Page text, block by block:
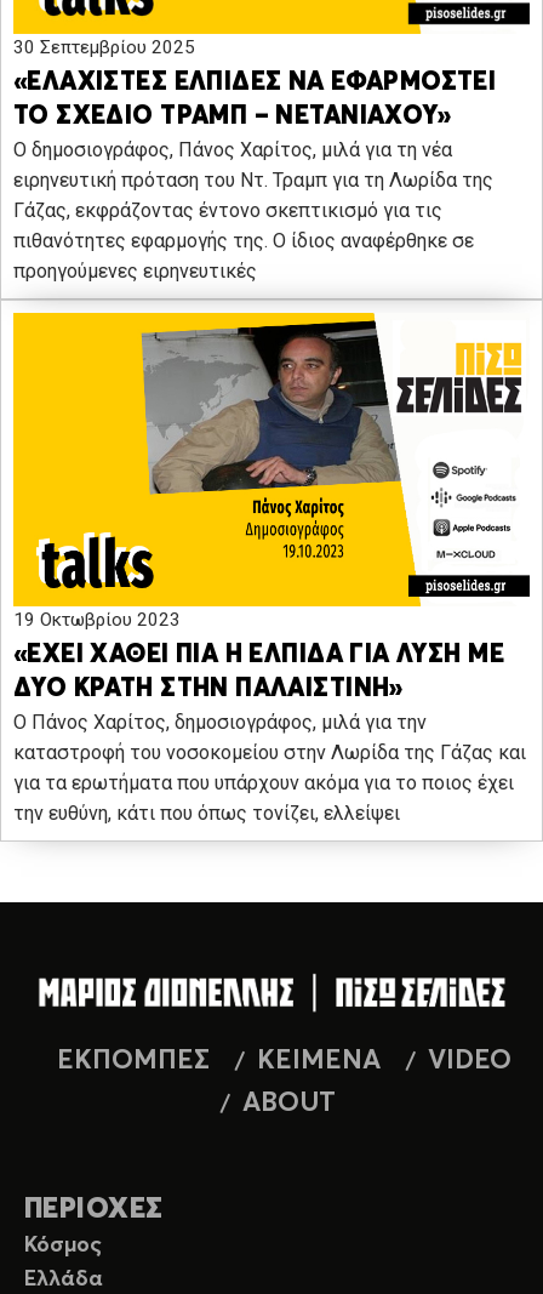
30 Σεπτεμβρίου 2025
«ΕΛΑΧΙΣΤΕΣ ΕΛΠΙΔΕΣ ΝΑ ΕΦΑΡΜΟΣΤΕΙ
ΤΟ ΣΧΕΔΙΟ ΤΡΑΜΠ – ΝΕΤΑΝΙΑΧΟΥ»
O δημοσιογράφος, Πάνος Χαρίτος, μιλά για τη νέα
ειρηνευτική πρόταση του Ντ. Τραμπ για τη Λωρίδα της
Γάζας, εκφράζοντας έντονο σκεπτικισμό για τις
πιθανότητες εφαρμογής της. Ο ίδιος αναφέρθηκε σε
προηγούμενες ειρηνευτικές
19 Οκτωβρίου 2023
«ΕΧΕΙ ΧΑΘΕΙ ΠΙΑ Η ΕΛΠΙΔΑ ΓΙΑ ΛΥΣΗ ΜΕ
ΔΥΟ ΚΡΑΤΗ ΣΤΗΝ ΠΑΛΑΙΣΤΙΝΗ»
Ο Πάνος Χαρίτος, δημοσιογράφος, μιλά για την
καταστροφή του νοσοκομείου στην Λωρίδα της Γάζας και
για τα ερωτήματα που υπάρχουν ακόμα για το ποιος έχει
την ευθύνη, κάτι που όπως τονίζει, ελλείψει
ΕΚΠΟΜΠΕΣ ΚΕΙΜΕΝΑ
VIDEO
ABOUT
ΠΕΡΙΟΧΕΣ
Κόσμος
Ελλάδα